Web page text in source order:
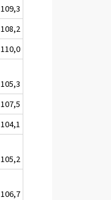
109,3
108,2
110,0
105,3
107,5
104,1
105,2
106,7